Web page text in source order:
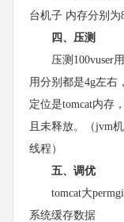
台机子 内存分别为
四、压测
压测100vuser用
用分别都是4g左右
定位是tomcat内存
且未释放。（jvm
线程）
五、调优
tomcat大
系统缓存数据